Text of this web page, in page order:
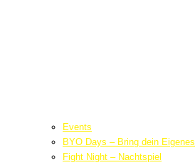
Events
BYO Days – Bring dein Eigenes
Fight Night – Nachtspiel